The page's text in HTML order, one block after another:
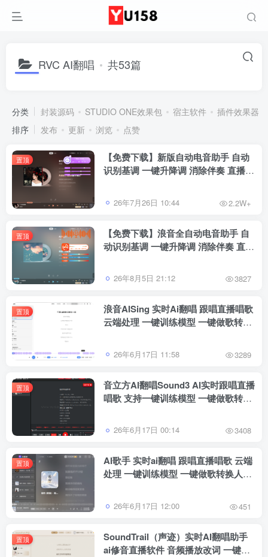
RVC AI翻唱 共53篇
分类 封装源码 STUDIO ONE效果包 宿主软件
插件效果器
排序
发布 更新 浏览 点赞
置顶
【免费下载】新版自动电音助手 自动
识别基调 一键升降调 消除伴奏 直播唱
26年7月26日 10:44 2.2W+
置顶
【免费下载】浪音全自动电音助手 自
动识别基调 一键升降调 消除伴奏 直播
26年8月5日 21:12 3827
置顶
浪音AISing 实时Ai翻唱 跟唱直播唱歌
云端处理 一键训练模型 一键做歌转换
26年6月17日 11:58 3289
置顶
音立方AI翻唱Sound3 AI实时跟唱直播
唱歌 支持一键训练模型 一键做歌转换
26年6月17日 00:14 3408
置顶
AI歌手 实时ai翻唱 跟唱直播唱歌 云端
处理 一键训练模型 一键做歌转换人声
26年6月17日 12:00 451
置顶
SoundTrail（声迹）实时AI翻唱助手
ai修音直播软件 音频播放改词 一键做